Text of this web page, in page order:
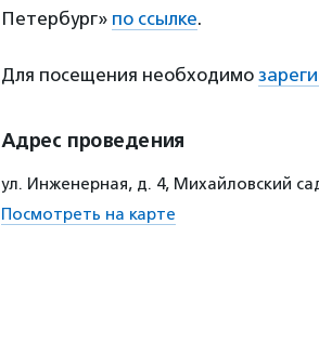
Петербург» по ссылке.
Для посещения необходимо
Адрес проведения
ул. Инженерная, д. 4, Михайловский
Посмотреть на карте